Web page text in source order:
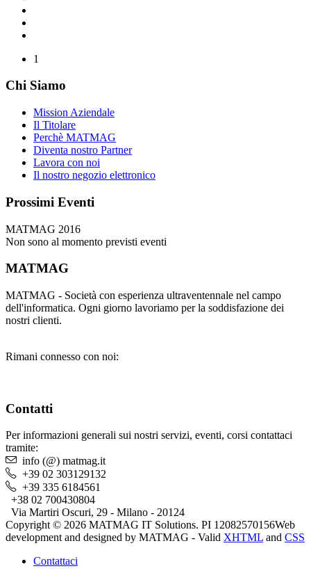
1
Chi Siamo
Mission Aziendale
Il Titolare
Perchè MATMAG
Diventa nostro Partner
Lavora con noi
Il nostro negozio elettronico
Prossimi Eventi
MATMAG 2016
Non sono al momento previsti eventi
MATMAG
MATMAG - Società con esperienza ultraventennale nel campo
dell'informatica. Ogni giorno lavoriamo per la soddisfazione dei
nostri clienti.
Rimani connesso con noi:
Contatti
Per informazioni generali sui nostri servizi, eventi, corsi contattaci
tramite:
info (@) matmag.it
+39 02 303129132
+39 335 6184561
+38 02 700430804
Via Martiri Oscuri, 29 - Milano - 20124
Copyright © 2026 MATMAG IT Solutions. PI 12082570156Web
development and designed by MATMAG - Valid XHTML and CSS
Contattaci